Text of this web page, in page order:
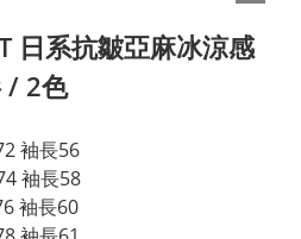
日系抗皺亞麻冰涼感
/ 2色
袖長56
袖長58
袖長60